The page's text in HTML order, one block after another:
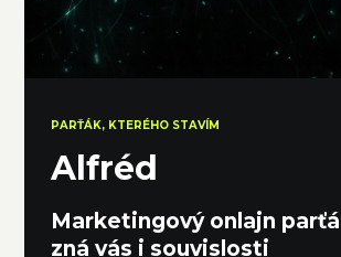
PARŤÁK, KTERÉHO STAVÍM
Alfréd
Marketingový onlajn
zná vás i souvislosti